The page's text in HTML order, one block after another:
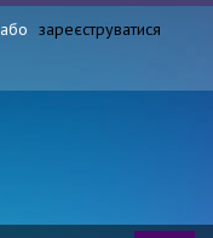
або зареєструватися